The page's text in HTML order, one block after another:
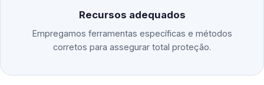
Recursos adequados
Empregamos ferramentas específicas e métodos
corretos para assegurar total proteção.